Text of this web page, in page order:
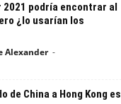
2021 podría encontrar al
¿lo usarían los
Alexander -
de China a Hong Kong es